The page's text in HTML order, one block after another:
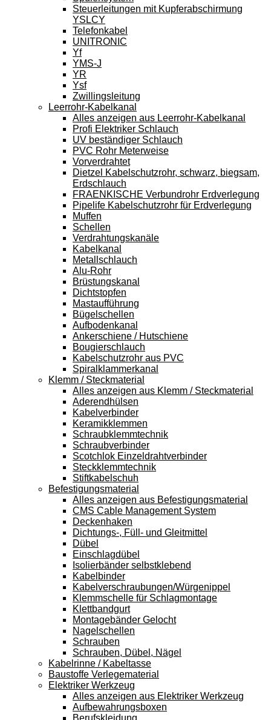
Steuerleitungen mit Kupferabschirmung
YSLCY
Telefonkabel
UNITRONIC
Yf
YMS-J
YR
Ysf
Zwillingsleitung
Leerrohr-Kabelkanal
Alles anzeigen aus Leerrohr-Kabelkanal
Profi Elektriker Schlauch
UV beständiger Schlauch
PVC Rohr Meterweise
Vorverdrahtet
Dietzel Kabelschutzrohr, schwarz, biegsam,
Erdschlauch
FRAENKISCHE Verbundrohr Erdverlegung
Pipelife Kabelschutzrohr für Erdverlegung
Muffen
Schellen
Verdrahtungskanäle
Kabelkanal
Metallschlauch
Alu-Rohr
Brüstungskanal
Dichtstopfen
Mastaufführung
Bügelschellen
Aufbodenkanal
Ankerschiene / Hutschiene
Bougierschlauch
Kabelschutzrohr aus PVC
Spiralklammerkanal
Klemm / Steckmaterial
Alles anzeigen aus Klemm / Steckmaterial
Aderendhülsen
Kabelverbinder
Keramikklemmen
Schraubklemmtechnik
Schraubverbinder
Scotchlok Einzeldrahtverbinder
Steckklemmtechnik
Stiftkabelschuh
Befestigungsmaterial
Alles anzeigen aus Befestigungsmaterial
CMS Cable Management System
Deckenhaken
Dichtungs-, Füll- und Gleitmittel
Dübel
Einschlagdübel
Isolierbänder selbstklebend
Kabelbinder
Kabelverschraubungen/Würgenippel
Klemmschelle für Schlagmontage
Klettbandgurt
Montagebänder Gelocht
Nagelschellen
Schrauben
Schrauben, Dübel, Nägel
Kabelrinne / Kabeltasse
Baustoffe Verlegematerial
Elektriker Werkzeug
Alles anzeigen aus Elektriker Werkzeug
Aufbewahrungsboxen
Berufskleidung